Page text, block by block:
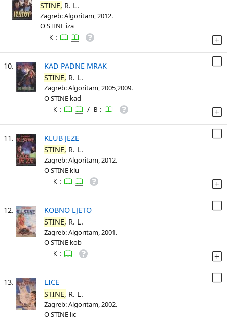
STINE, R. L.
Zagreb: Algoritam, 2012.
O STINE iza
K :
10.
KAD PADNE MRAK
STINE, R. L.
Zagreb: Algoritam, 2005,2009.
O STINE kad
K : / B :
11.
KLUB JEZE
STINE, R. L.
Zagreb: Algoritam, 2012.
O STINE klu
K :
12.
KOBNO LJETO
STINE, R. L.
Zagreb: Algoritam, 2001.
O STINE kob
K :
13.
LICE
STINE, R. L.
Zagreb: Algoritam, 2002.
O STINE lic